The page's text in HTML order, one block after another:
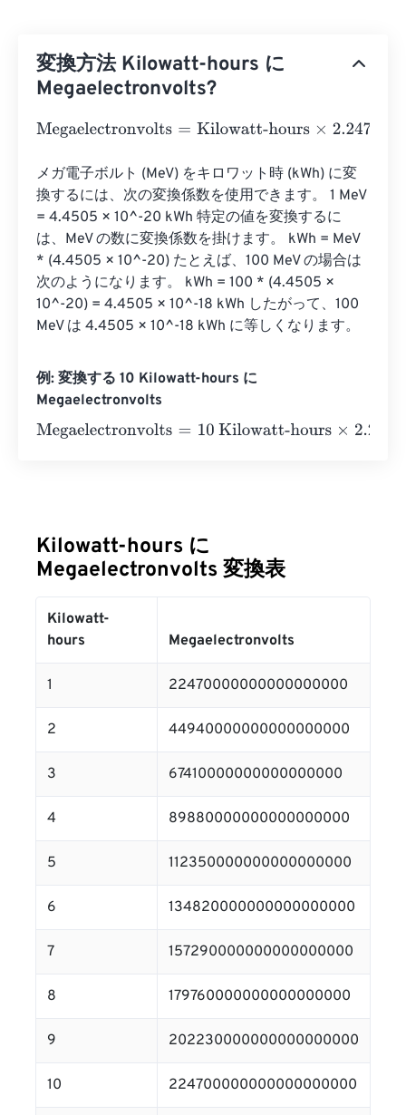
変換方法 Kilowatt-hours に
Megaelectronvolts?
Megaelectronvolts=Kilowatt-hours×2.247e 19
メガ電子ボルト (MeV) をキロワット時 (kWh) に変
換するには、次の変換係数を使用できます。 1 MeV
= 4.4505 × 10^-20 kWh 特定の値を変換するに
は、MeV の数に変換係数を掛けます。 kWh = MeV
* (4.4505 × 10^-20) たとえば、100 MeV の場合は
次のようになります。 kWh = 100 * (4.4505 ×
10^-20) = 4.4505 × 10^-18 kWh したがって、100
MeV は 4.4505 × 10^-18 kWh に等しくなります。
例: 変換する 10 Kilowatt-hours に
Megaelectronvolts
Megaelectronvolts=10 Kilowatt-hours×2.247e 19 =
Kilowatt-hours に
Megaelectronvolts 変換表
Kilowatt-
hours
Megaelectronvolts
1 22470000000000000000
2 44940000000000000000
3 67410000000000000000
4 89880000000000000000
5 112350000000000000000
6 134820000000000000000
7 157290000000000000000
8 179760000000000000000
9 202230000000000000000
10 224700000000000000000